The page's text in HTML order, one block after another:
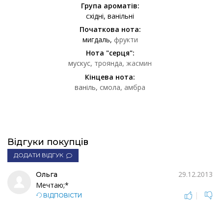
Група ароматів:
східні ванільні
Початкова нота:
мигдаль фрукти
Нота "серця":
мускус троянда жасмин
Кінцева нота:
ваніль смола амбра
Відгуки покупців
ДОДАТИ ВІДГУК
Ольга
29.12.2013
Мечтаю;*
ВІДПОВІСТИ |